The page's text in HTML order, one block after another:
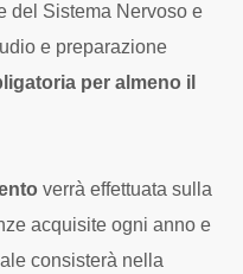
del Sistema Nervoso e
e preparazione
per almeno il
verrà effettuata sulla
acquisite ogni anno e
consisterà nella